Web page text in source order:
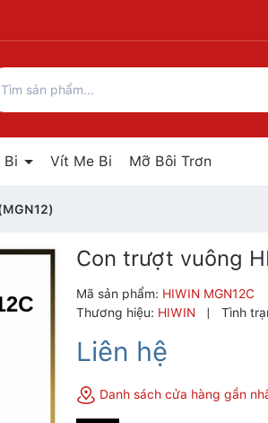
Bi Vít Me Bi Mỡ Bôi Trơn
Con trượt vuông
Mã sản phẩm: HIWIN MGN12C
Thương hiệu: HIWIN | Tình
Liên hệ
Danh sách cửa hàng gần